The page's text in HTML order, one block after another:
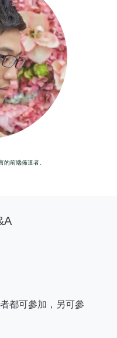
的前端佈道者。
都可參加，另可參